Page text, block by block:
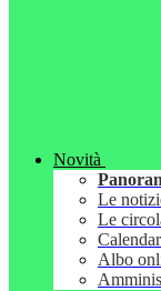
Novità
Le
Le
Albo